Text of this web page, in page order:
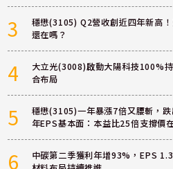
3
穩懋(3105) Q2營收創近四年新高
還在嗎？
4
大立光(3008)啟動大陽科技100%
合布局
5
穩懋(3105)一年暴漲7倍又腰斬，
年EPS基本面：本益比25倍支撐價
6
中碳第二季獲利年增93%，EPS